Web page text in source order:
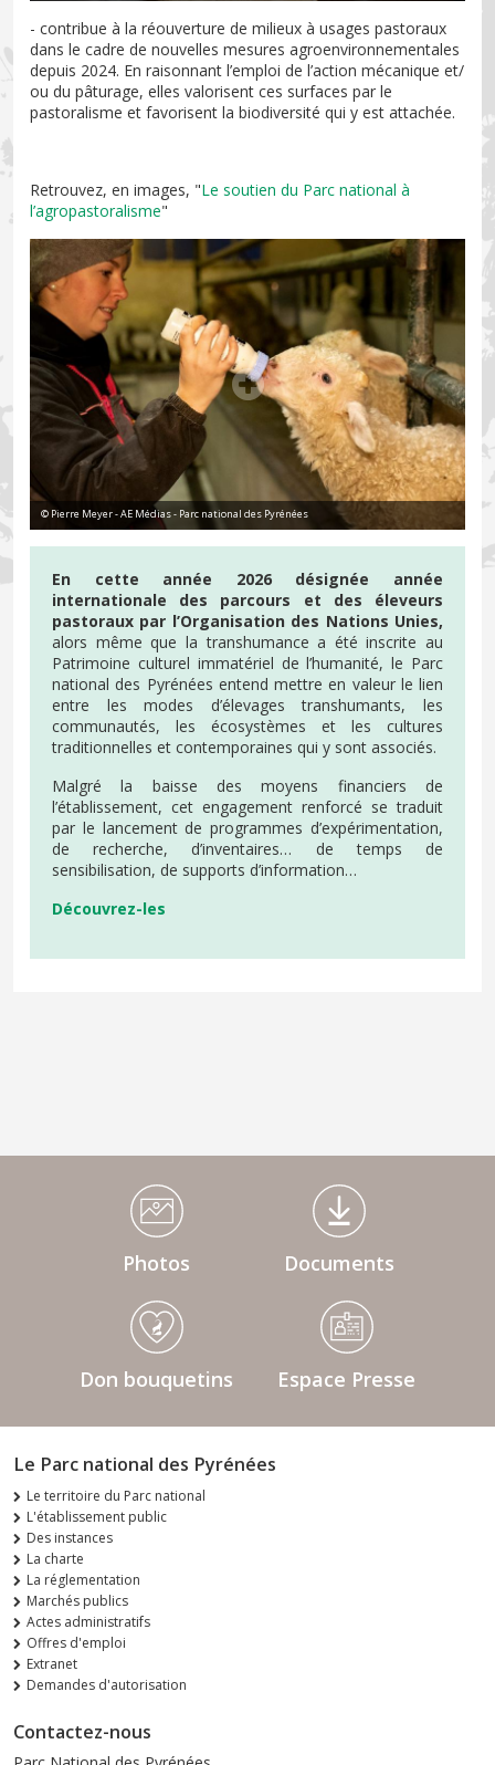
- contribue à la réouverture de milieux à usages pastoraux
dans le cadre de nouvelles mesures agroenvironnementales
depuis 2024. En raisonnant l’emploi de l’action mécanique et/
ou du pâturage, elles valorisent ces surfaces par le
pastoralisme et favorisent la biodiversité qui y est attachée.
Retrouvez, en images, "Le soutien du Parc national à
l’agropastoralisme"
© Pierre Meyer - AE Médias - Parc national des Pyrénées
En cette année 2026 désignée année
internationale des parcours et des éleveurs
pastoraux par l’Organisation des Nations Unies,
alors même que la transhumance a été inscrite au
Patrimoine culturel immatériel de l’humanité, le Parc
national des Pyrénées entend mettre en valeur le lien
entre les modes d’élevages transhumants, les
communautés, les écosystèmes et les cultures
traditionnelles et contemporaines qui y sont associés.
Malgré la baisse des moyens financiers de
l’établissement, cet engagement renforcé se traduit
par le lancement de programmes d’expérimentation,
de recherche, d’inventaires… de temps de
sensibilisation, de supports d’information…
Découvrez-les
Médiathèque Footer
Photos Documents
Don bouquetins Espace Presse
Le Parc national des Pyrénées
Le territoire du Parc national
L'établissement public
Des instances
La charte
La réglementation
Marchés publics
Actes administratifs
Offres d'emploi
Extranet
Demandes d'autorisation
Contactez-nous